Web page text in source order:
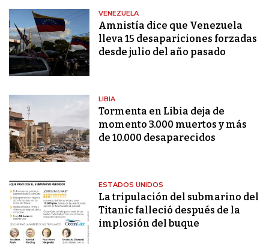
VENEZUELA
Amnistía dice que Venezuela
lleva 15 desapariciones forzadas
desde julio del año pasado
LIBIA
Tormenta en Libia deja de
momento 3.000 muertos y más
de 10.000 desaparecidos
ESTADOS UNIDOS
La tripulación del submarino del
Titanic falleció después de la
implosión del buque